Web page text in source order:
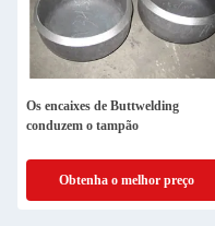
Os encaixes de Buttwelding
conduzem o tampão
Obtenha o melhor preço